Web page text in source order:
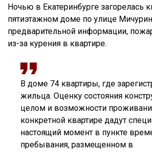
Ночью в Екатеринбурге загорелась
пятиэтажном доме по улице
предварительной информации,
из-за курения в квартире.
В доме 74 квартиры, где
жильца. Оценку состояния
целом и возможности
конкретной квартире дадут
настоящий момент в пункте
пребывания, размещенном в